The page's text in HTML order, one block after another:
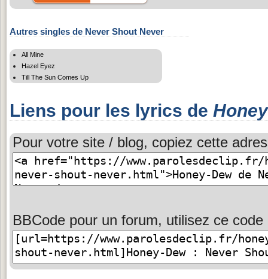
Autres singles de Never Shout Never
All Mine
Hazel Eyez
Till The Sun Comes Up
Liens pour les lyrics de
Pour votre site / blog, copiez cette
BBCode pour un forum, utilisez ce code